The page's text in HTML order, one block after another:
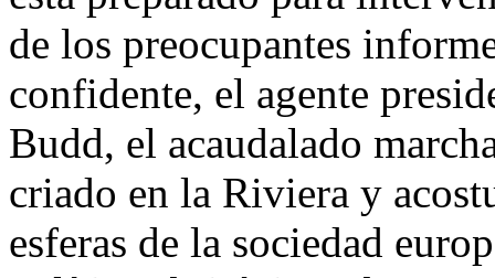
de los preocupantes
confidente, el agente
Budd, el acaudalado
criado en la Riviera y
esferas de la sociedad